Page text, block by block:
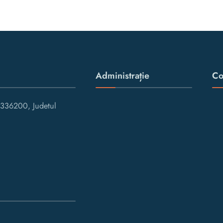
Judetul
Administrație